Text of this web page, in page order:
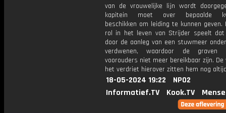
van de vrouwelijke lijn wordt
kapitein moet over bepaalde
beschikken om leiding te kunnen geven.
rol in het leven van Strijder speelt
door de aanleg van een stuwmeer
verdwenen, waardoor de graven
voorouders niet meer bereikbaar zijn. De
het verdriet hierover zitten hem nog
18-05-2024 19:22
NPO2
Informatief.TV
Kook.TV